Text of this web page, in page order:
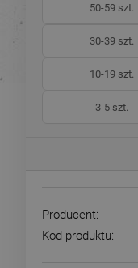
50-59 szt.
30-39 szt.
10-19 szt.
3-5 szt.
Producent:
Kod produktu: